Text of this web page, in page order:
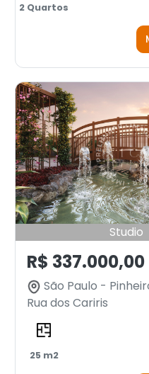
2 Quartos
Studio
R$ 337.000,00
São Paulo -
Rua dos Cariris
25 m2